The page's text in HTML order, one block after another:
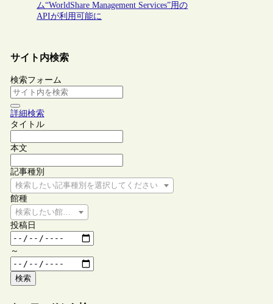
ム“WorldShare Management Services”用の
APIが利用可能に
サイト内検索
検索フォーム
詳細検索
タイトル
本文
記事種別
検索したい記事種別を選択してください
館種
検索したい館種を選択してください
投稿日
～
検索